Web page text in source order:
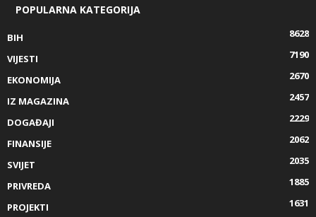
POPULARNA KATEGORIJA
BIH
8628
VIJESTI
7190
EKONOMIJA
2670
IZ MAGAZINA
2457
DOGAĐAJI
2229
FINANSIJE
2062
SVIJET
2035
PRIVREDA
1885
PROJEKTI
1631